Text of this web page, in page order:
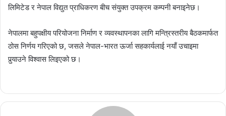
लिमिटेड र नेपाल विद्युत प्राधिकरण बीच संयुक्त उपक्रम कम्पनी बनाइनेछ।
नेपालमा बहुपक्षीय परियोजना निर्माण र व्यवस्थापनका लागि मन्त्रिस्तरीय बैठकमार्फत
ठोस निर्णय गरिएको छ, जसले नेपाल-भारत ऊर्जा सहकार्यलाई नयाँ उचाइमा
पुर्‍याउने विश्वास लिइएको छ।